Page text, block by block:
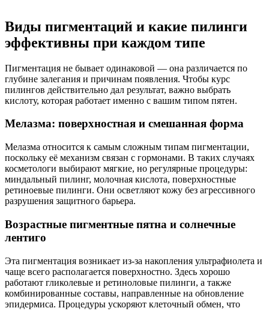
Виды пигментаций и какие пилинги
эффективны при каждом типе
Пигментация не бывает одинаковой — она различается по
глубине залегания и причинам появления. Чтобы курс
пилингов действительно дал результат, важно выбрать
кислоту, которая работает именно с вашим типом пятен.
Мелазма: поверхностная и смешанная форма
Мелазма относится к самым сложным типам пигментации,
поскольку её механизм связан с гормонами. В таких случаях
косметологи выбирают мягкие, но регулярные процедуры:
миндальный пилинг, молочная кислота, поверхностные
ретиноевые пилинги. Они осветляют кожу без агрессивного
разрушения защитного барьера.
Возрастные пигментные пятна и солнечные
лентиго
Эта пигментация возникает из-за накопления ультрафиолета и
чаще всего располагается поверхностно. Здесь хорошо
работают гликолевые и ретиноловые пилинги, а также
комбинированные составы, направленные на обновление
эпидермиса. Процедуры ускоряют клеточный обмен, что